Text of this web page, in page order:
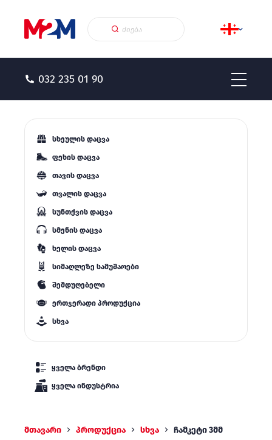
032 235 01 90
სხეულის დაცვა
ფეხის დაცვა
თავის დაცვა
თვალის დაცვა
სუნთქვის დაცვა
სმენის დაცვა
ხელის დაცვა
სიმაღლეზე სამუშაოები
შემდუღებელი
ერთჯერადი პროდუქცია
სხვა
ყველა ბრენდი
ყველა ინდუსტრია
მთავარი პროდუქცია სხვა ჩამკეტი 3მმ